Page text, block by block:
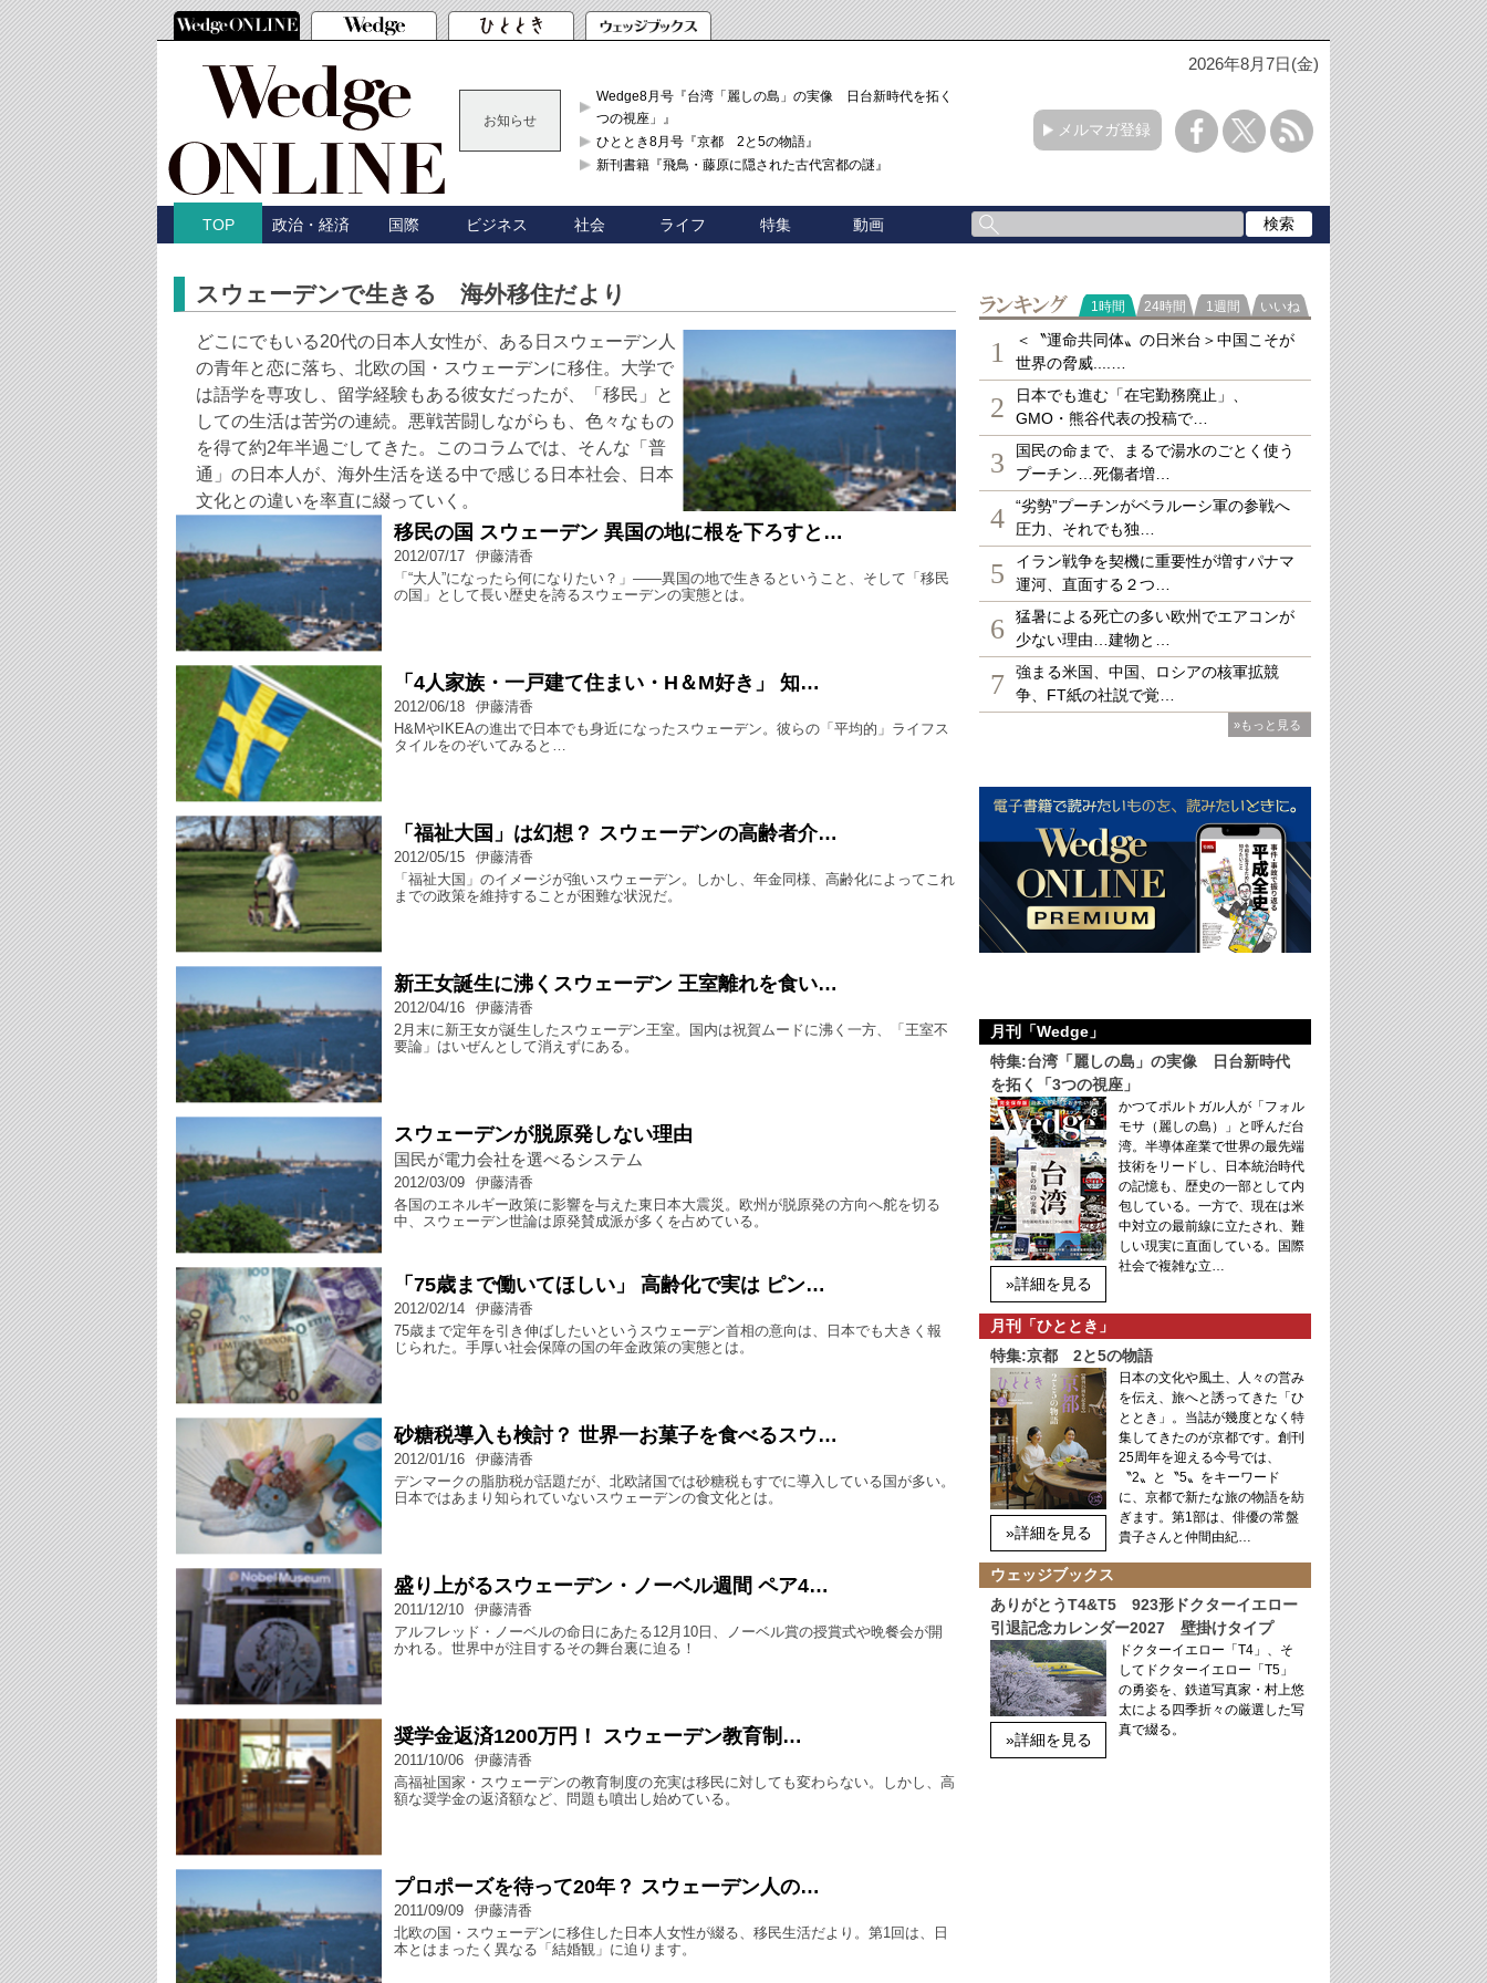
2026年8月7日(金)
お知らせ
Wedge8月号『台湾「麗しの島」の実像 日台新時代を拓く「3
つの視座」』
ひととき8月号『京都 2と5の物語』
新刊書籍『飛鳥・藤原に隠された古代宮都の謎』
メルマガ登録
TOP 政治・経済 国際 ビジネス 社会 ライフ 特集 動画
スウェーデンで生きる 海外移住だより
どこにでもいる20代の日本人女性が、ある日スウェーデン人
の青年と恋に落ち、北欧の国・スウェーデンに移住。大学で
は語学を専攻し、留学経験もある彼女だったが、「移民」と
しての生活は苦労の連続。悪戦苦闘しながらも、色々なもの
を得て約2年半過ごしてきた。このコラムでは、そんな「普
通」の日本人が、海外生活を送る中で感じる日本社会、日本
文化との違いを率直に綴っていく。
移民の国 スウェーデン 異国の地に根を下ろすと…
2012/07/17
伊藤清香
「“大人”になったら何になりたい？」――異国の地で生きるということ、そして「移民
の国」として長い歴史を誇るスウェーデンの実態とは。
「4人家族・一戸建て住まい・H＆M好き」 知…
2012/06/18
伊藤清香
H&MやIKEAの進出で日本でも身近になったスウェーデン。彼らの「平均的」ライフス
タイルをのぞいてみると…
「福祉大国」は幻想？ スウェーデンの高齢者介…
2012/05/15
伊藤清香
「福祉大国」のイメージが強いスウェーデン。しかし、年金同様、高齢化によってこれ
までの政策を維持することが困難な状況だ。
新王女誕生に沸くスウェーデン 王室離れを食い…
2012/04/16
伊藤清香
2月末に新王女が誕生したスウェーデン王室。国内は祝賀ムードに沸く一方、「王室不
要論」はいぜんとして消えずにある。
スウェーデンが脱原発しない理由
国民が電力会社を選べるシステム
2012/03/09
伊藤清香
各国のエネルギー政策に影響を与えた東日本大震災。欧州が脱原発の方向へ舵を切る
中、スウェーデン世論は原発賛成派が多くを占めている。
「75歳まで働いてほしい」 高齢化で実は ピン…
2012/02/14
伊藤清香
75歳まで定年を引き伸ばしたいというスウェーデン首相の意向は、日本でも大きく報
じられた。手厚い社会保障の国の年金政策の実態とは。
砂糖税導入も検討？ 世界一お菓子を食べるスウ…
2012/01/16
伊藤清香
デンマークの脂肪税が話題だが、北欧諸国では砂糖税もすでに導入している国が多い。
日本ではあまり知られていないスウェーデンの食文化とは。
盛り上がるスウェーデン・ノーベル週間 ペア4…
2011/12/10
伊藤清香
アルフレッド・ノーベルの命日にあたる12月10日、ノーベル賞の授賞式や晩餐会が開
かれる。世界中が注目するその舞台裏に迫る！
奨学金返済1200万円！ スウェーデン教育制…
2011/10/06
伊藤清香
高福祉国家・スウェーデンの教育制度の充実は移民に対しても変わらない。しかし、高
額な奨学金の返済額など、問題も噴出し始めている。
プロポーズを待って20年？ スウェーデン人の…
2011/09/09
伊藤清香
北欧の国・スウェーデンに移住した日本人女性が綴る、移民生活だより。第1回は、日
本とはまったく異なる「結婚観」に迫ります。
ランキング
1時間 24時間 1週間 いいね
1
＜〝運命共同体〟の日米台＞中国こそが
世界の脅威....…
2
日本でも進む「在宅勤務廃止」、
GMO・熊谷代表の投稿で…
3
国民の命まで、まるで湯水のごとく使う
プーチン…死傷者増…
4
“劣勢”プーチンがベラルーシ軍の参戦へ
圧力、それでも独…
5
イラン戦争を契機に重要性が増すパナマ
運河、直面する２つ…
6
猛暑による死亡の多い欧州でエアコンが
少ない理由…建物と…
7
強まる米国、中国、ロシアの核軍拡競
争、FT紙の社説で覚…
»もっと見る
月刊「Wedge」
特集:台湾「麗しの島」の実像 日台新時代
を拓く「3つの視座」
»詳細を見る
かつてポルトガル人が「フォル
モサ（麗しの島）」と呼んだ台
湾。半導体産業で世界の最先端
技術をリードし、日本統治時代
の記憶も、歴史の一部として内
包している。一方で、現在は米
中対立の最前線に立たされ、難
しい現実に直面している。国際
社会で複雑な立…
月刊「ひととき」
特集:京都 2と5の物語
»詳細を見る
日本の文化や風土、人々の営み
を伝え、旅へと誘ってきた「ひ
ととき」。当誌が幾度となく特
集してきたのが京都です。創刊
25周年を迎える今号では、
〝2〟と〝5〟をキーワード
に、京都で新たな旅の物語を紡
ぎます。第1部は、俳優の常盤
貴子さんと仲間由紀…
ウェッジブックス
ありがとうT4&T5 923形ドクターイエロー
引退記念カレンダー2027 壁掛けタイプ
»詳細を見る
ドクターイエロー「T4」、そ
してドクターイエロー「T5」
の勇姿を、鉄道写真家・村上悠
太による四季折々の厳選した写
真で綴る。